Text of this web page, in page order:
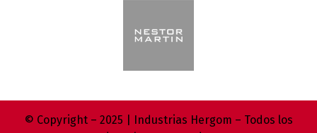
© Copyright – 2025 | Industrias Hergom – Todos los